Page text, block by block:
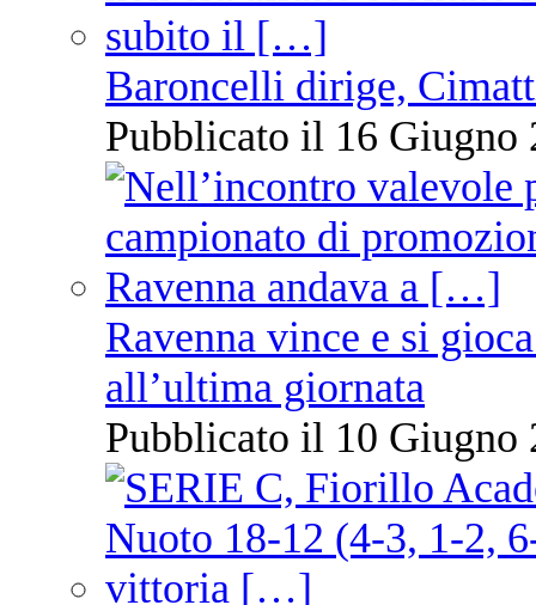
Baroncelli dirige,
Pubblicato il 16 Giugno
Ravenna vince e si
all’ultima giornata
Pubblicato il 10 Giugno